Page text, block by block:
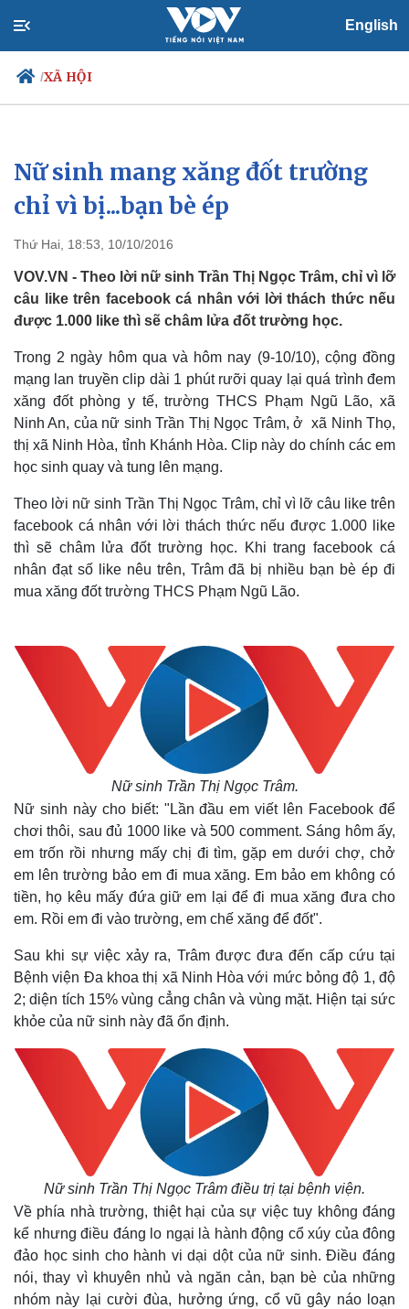
English
/XÃ HỘI
Chính trị
Đảng
Tổ chức nhân sự
Nhận diện sự thật
Xã hội
Dự báo thời tiết
Việc làm
Biển đảo
Nữ sinh mang xăng đốt trường
chỉ vì bị...bạn bè ép
Thứ Hai, 18:53, 10/10/2016
VOV.VN - Theo lời nữ sinh Trần Thị Ngọc Trâm, chỉ vì lỡ
câu like trên facebook cá nhân với lời thách thức nếu
được 1.000 like thì sẽ châm lửa đốt trường học.
Trong 2 ngày hôm qua và hôm nay (9-10/10), cộng đồng
mạng lan truyền clip dài 1 phút rưỡi quay lại quá trình đem
xăng đốt phòng y tế, trường THCS Phạm Ngũ Lão, xã
Ninh An, của nữ sinh Trần Thị Ngọc Trâm, ở xã Ninh Thọ,
thị xã Ninh Hòa, tỉnh Khánh Hòa. Clip này do chính các em
học sinh quay và tung lên mạng.
Theo lời nữ sinh Trần Thị Ngọc Trâm, chỉ vì lỡ câu like trên
facebook cá nhân với lời thách thức nếu được 1.000 like
thì sẽ châm lửa đốt trường học. Khi trang facebook cá
nhân đạt số like nêu trên, Trâm đã bị nhiều bạn bè ép đi
mua xăng đốt trường THCS Phạm Ngũ Lão.
Nữ sinh Trần Thị Ngọc Trâm.
Nữ sinh này cho biết: "Lần đầu em viết lên Facebook để
chơi thôi, sau đủ 1000 like và 500 comment. Sáng hôm ấy,
em trốn rồi nhưng mấy chị đi tìm, gặp em dưới chợ, chở
em lên trường bảo em đi mua xăng. Em bảo em không có
tiền, họ kêu mấy đứa giữ em lại để đi mua xăng đưa cho
em. Rồi em đi vào trường, em chế xăng để đốt".
Sau khi sự việc xảy ra, Trâm được đưa đến cấp cứu tại
Bệnh viện Đa khoa thị xã Ninh Hòa với mức bỏng độ 1, độ
2; diện tích 15% vùng cẳng chân và vùng mặt. Hiện tại sức
khỏe của nữ sinh này đã ổn định.
Nữ sinh Trần Thị Ngọc Trâm điều trị tại bệnh viện.
Về phía nhà trường, thiệt hại của sự việc tuy không đáng
kể nhưng điều đáng lo ngại là hành động cổ xúy của đông
đảo học sinh cho hành vi dại dột của nữ sinh. Điều đáng
nói, thay vì khuyên nhủ và ngăn cản, bạn bè của những
nhóm này lại cười đùa, hưởng ứng, cổ vũ gây náo loạn